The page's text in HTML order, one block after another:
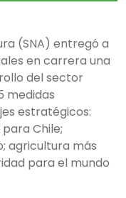
(SNA) entregó a
en carrera una
del sector
medidas
estratégicos:
Chile;
agricultura más
para el mundo